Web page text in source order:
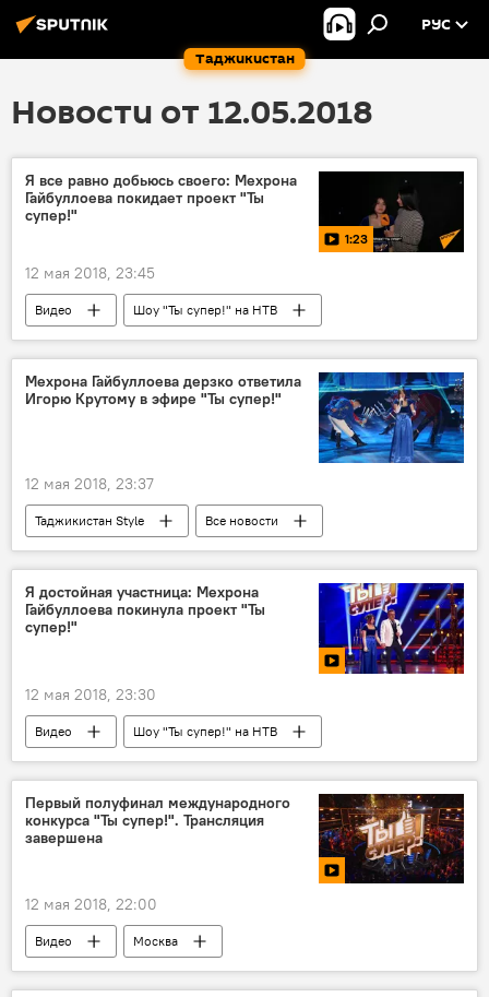
Таджикистан
РУС
Новости от 12.05.2018
Я все равно добьюсь своего: Мехрона
Гайбуллоева покидает проект "Ты
супер!"
1:23
12 мая 2018, 23:45
Видео
Шоу "Ты супер!" на НТВ
Мехрона Гайбуллоева
финал
"Ты супер!"
Таджикистан
Мехрона Гайбуллоева дерзко ответила
Игорю Крутому в эфире "Ты супер!"
12 мая 2018, 23:37
Таджикистан Style
Все новости
Культура
Шоу "Ты супер!" на НТВ
Мехрона Гайбуллоева
спор
"Ты супер!"
Я достойная участница: Мехрона
Гайбуллоева покинула проект "Ты
супер!"
12 мая 2018, 23:30
Видео
Шоу "Ты супер!" на НТВ
Истории успешных таджиков
Мехрона Гайбуллоева
песни
Таджикистан
Первый полуфинал международного
конкурса "Ты супер!". Трансляция
завершена
12 мая 2018, 22:00
Видео
Москва
Мехрона Гайбуллоева
Ты супер